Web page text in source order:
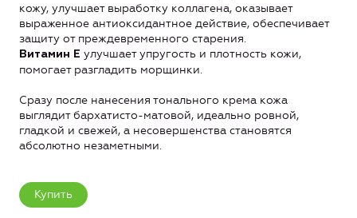
кожу, улучшает выработку коллагена, оказывает
выраженное антиоксидантное действие, обеспечивает
защиту от преждевременного старения.
Витамин Е улучшает упругость и плотность кожи,
помогает разгладить морщинки.
Сразу после нанесения тонального крема кожа
выглядит бархатисто-матовой, идеально ровной,
гладкой и свежей, а несовершенства становятся
абсолютно незаметными.
Купить